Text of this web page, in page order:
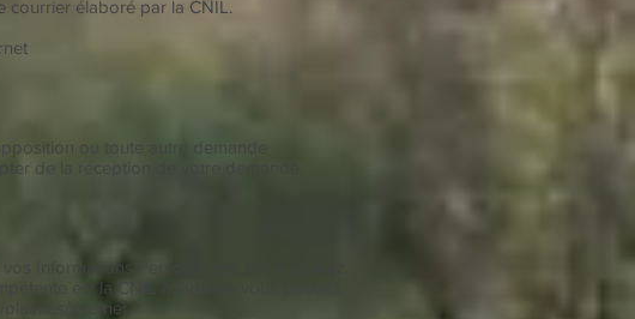
courrier élaboré par la CNIL.
ou toute autre demande
de la réception de votre demande.
Informations Personnelles, vous pouvez
est la CNIL à laquelle vous pouvez
internet.